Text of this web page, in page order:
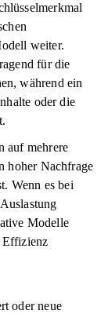
weiter.
für die
während ein
oder die
auf mehrere
hoher Nachfrage
Wenn es bei
Modelle
Effizienz
oder neue